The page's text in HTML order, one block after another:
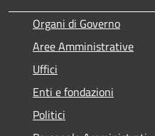
Organi di Governo
Aree Amministrative
Uffici
Enti e fondazioni
Politici